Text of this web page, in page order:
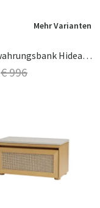
Mehr Varianten
Aufbewahrungsbank Hideaway Cane
€ 996